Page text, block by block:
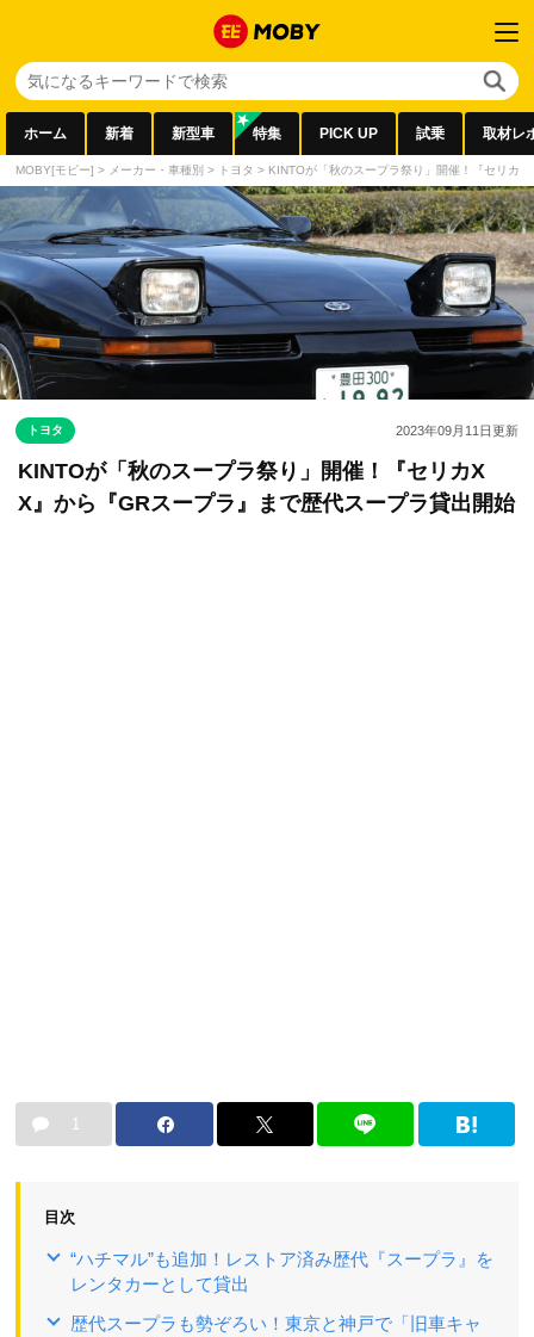
ホーム 新着 新型車 特集 PICK UP 試乗 取材レ
MOBY[モビー] > メーカー・車種別 > トヨタ > KINTOが「秋のスープラ祭り」開催！『セリカ
トヨタ 2023年09月11日更新
KINTOが「秋のスープラ祭り」開催！『セリカX
X』から『GRスープラ』まで歴代スープラ貸出開始
1
目次
“ハチマル”も追加！レストア済み歴代『スープラ』を
レンタカーとして貸出
歴代スープラも勢ぞろい！東京と神戸で「旧車キャ